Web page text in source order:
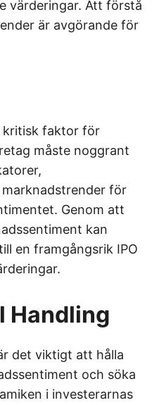
värderingar. Att förstå
är avgörande för
kritisk faktor för
måste noggrant
för
Genom att
kan
en framgångsrik IPO
Handling
det viktigt att hålla
och söka
i investerarnas